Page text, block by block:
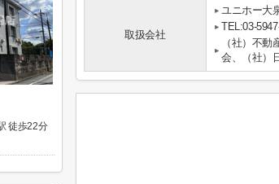
取扱会社
ユニホー大
TEL:03-
（社）不
会、（社）
徒歩22分